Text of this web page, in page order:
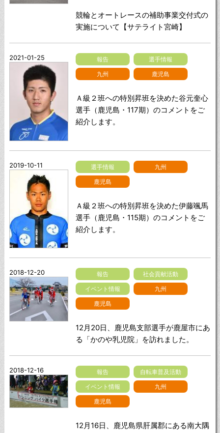
競輪とオートレースの補助事業交付式の
実施について【サテライト宮崎】
2021-01-25 報告
選手情報
九州
鹿児島
Ａ級２班への特別昇班を決めた谷元奎心
選手（鹿児島・117期）のコメントをご
紹介します。
2019-10-11 選手情報
九州
鹿児島
Ａ級２班への特別昇班を決めた伊藤颯馬
選手（鹿児島・115期）のコメントをご
紹介します。
2018-12-20 報告
社会貢献活動
イベント情報
九州
鹿児島
12月20日、鹿児島支部選手が鹿屋市にあ
る「かのや乳児院」を訪れました。
2018-12-16 報告
自転車普及活動
イベント情報
九州
鹿児島
12月16日、鹿児島県肝属郡にある南大隅